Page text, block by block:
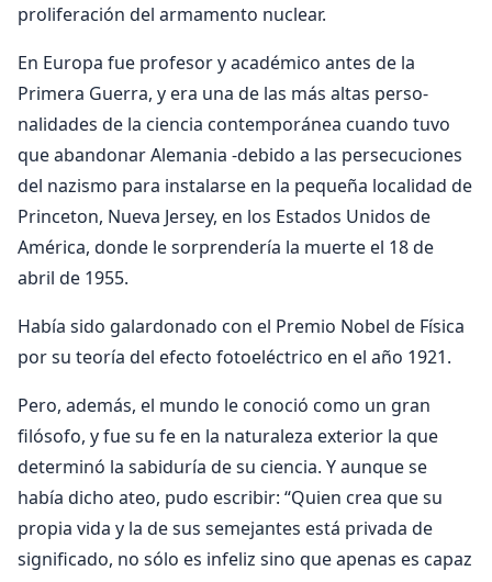
proliferación del armamento nuclear.
En Europa fue profesor y académico antes de la
Primera Guerra, y era una de las más altas perso­
nalidades de la ciencia contemporánea cuando tuvo
que abandonar Alemania -debido a las persecuciones
del nazismo para instalarse en la pequeña localidad de
Princeton, Nueva Jersey, en los Estados Unidos de
América, donde le sorprendería la muerte el 18 de
abril de 1955.
Había sido galardonado con el Premio Nobel de Física
por su teoría del efecto fotoeléctrico en el año 1921.
Pero, además, el mundo le conoció como un gran
filósofo, y fue su fe en la naturaleza exterior la que
determinó la sabiduría de su ciencia. Y aunque se
había dicho ateo, pudo escribir: “Quien crea que su
propia vida y la de sus semejantes está privada de
significado, no sólo es infeliz sino que apenas es capaz